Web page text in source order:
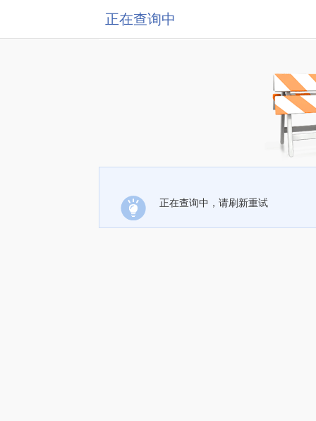
正在查询中
正在查询中，请刷新重试